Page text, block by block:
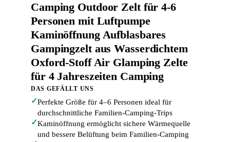
Camping Outdoor Zelt für 4-6
Personen mit Luftpumpe
Kaminöffnung Aufblasbares
Gampingzelt aus Wasserdichtem
Oxford-Stoff Air Glamping Zelte
für 4 Jahreszeiten Camping
DAS GEFÄLLT UNS
✓Perfekte Größe für 4–6 Personen ideal für
durchschnittliche Familien-Camping-Trips
✓Kaminöffnung ermöglicht sichere Wärmequelle
und bessere Belüftung beim Familien-Camping